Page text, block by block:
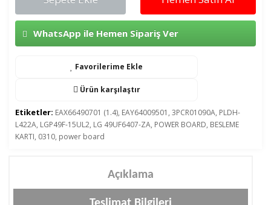
WhatsApp ile Hemen Sipariş Ver
Favorilerime Ekle
Ürün karşılaştır
Etiketler: EAX66490701 (1.4), EAY64009501 , 3PCR01090A, PLDH-
L422A, LGP49F-15UL2, LG 49UF6407-ZA, POWER BOARD, BESLEME
KARTI, 0310, power board
Açıklama